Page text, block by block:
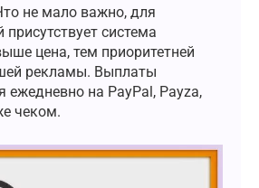
не мало важно, для
система
цена, тем приоритетней
рекламы. Выплаты
ежедневно на PayPal, Payza,
чеком.